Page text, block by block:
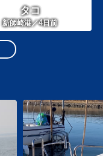
タコ
新師崎港／4日前